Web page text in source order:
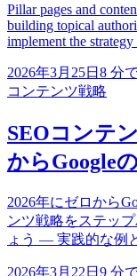
Pillar pages and
building topical
implement the
2026年3月25日 8 分
コンテンツ戦略
SEOコンテ
からGoogle
2026年にゼロから
ンツ戦略をステッ
ょう — 実践的な例
2026年3月22日 9 分